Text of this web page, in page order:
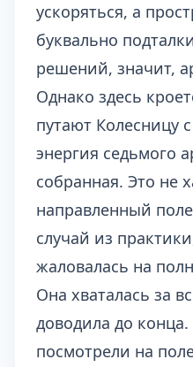
ускоряться, а
буквально
решений, значит,
Однако здесь
путают Колесницу
энергия седьмого
собранная. Это не
направленный
случай из
жаловалась на
Она хваталась за
доводила до
посмотрели на